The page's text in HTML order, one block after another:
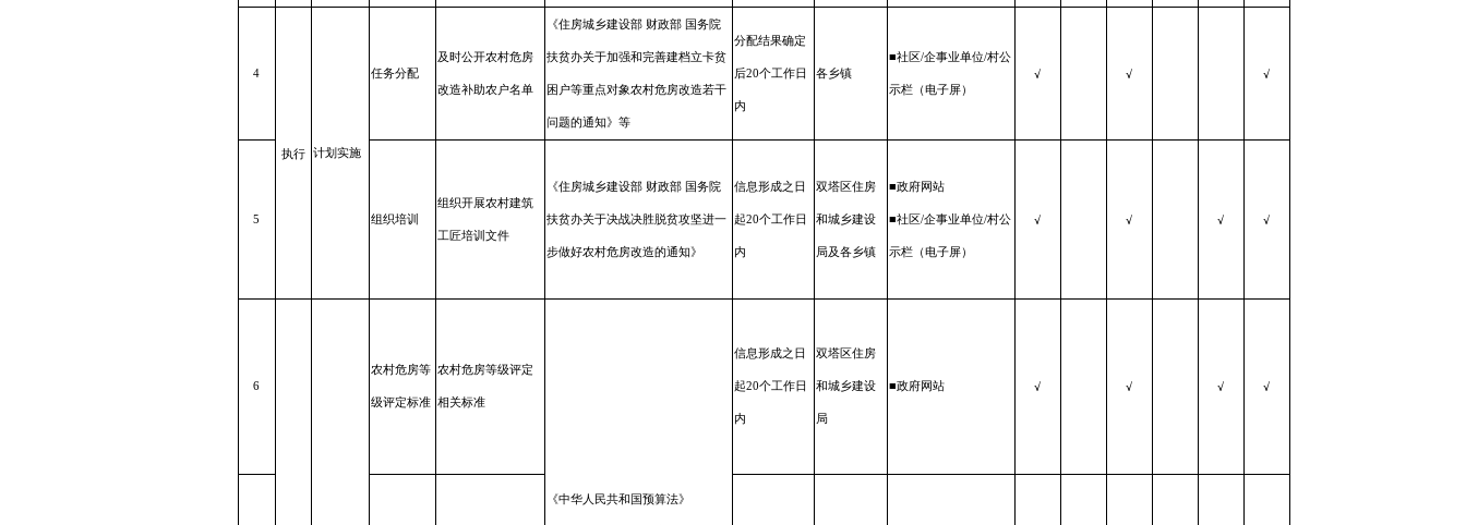
4
执行 计划实施
任务分配
及时公开农村危房
改造补助农户名单
《住房城乡建设部 财政部 国务院
扶贫办关于加强和完善建档立卡贫
困户等重点对象农村危房改造若干
问题的通知》等
分配结果确定
后20个工作日
内
各乡镇
■社区/企事业单位/村公
示栏（电子屏）
√ √ √
5 组织培训
组织开展农村建筑
工匠培训 文件
《住房城乡建设部 财政部 国务院
扶贫办关于决战决胜脱贫攻坚进一
步做好农村危房改造的通知》
信息形成之 日
起20个工作日
内
双塔区住房
和城乡建设
局及各乡镇
■政府网站
■社区/企事业单位/村公
示栏（电子屏）
√ √ √ √
6
农村危房等
级评定标准
农村危房等级评定
相关标准
《中华人民共和国预算法》
信息形成之 日
起20个工作日
内
双塔区住房
和城乡建设
局
■政府网站 √ √ √ √